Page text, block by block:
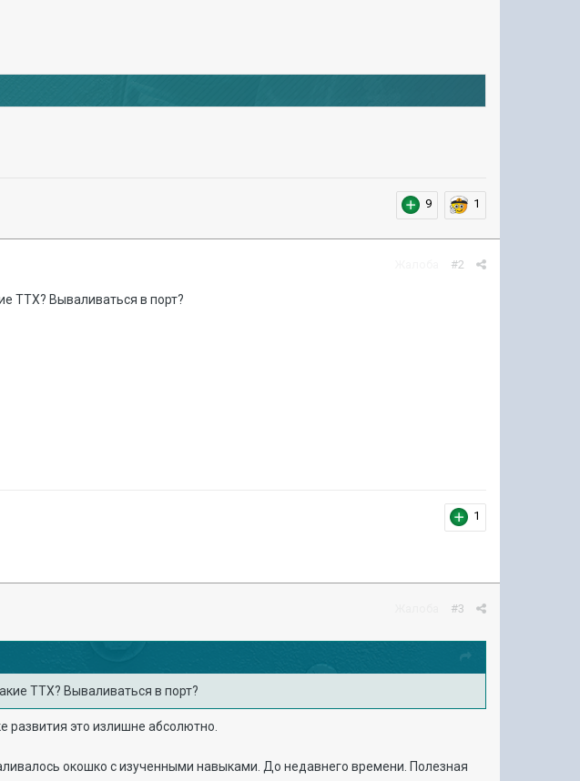
9 1
#2
ТТХ? Вываливаться в порт?
1
#3
ТТХ? Вываливаться в порт?
развития это излишне абсолютно.
окошко с изученными навыками. До недавнего времени. Полезная